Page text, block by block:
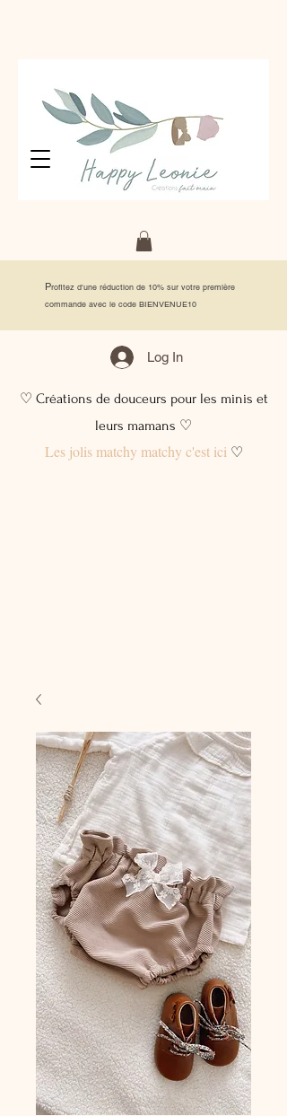
Profitez d'une réduction de 10% sur votre première
commande avec le code BIENVENUE10
Log In
♡ Créations de douceurs pour les minis et
leurs mamans ♡
Les jolis matchy matchy c'est ici♡